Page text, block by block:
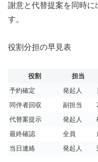
謝意と代替提案を同時に
す。
役割分担の早見表
役割 担当
予約確定
発起人
同伴者回収
副担当
代替案提示
発起人
最終確認
全員
当日連絡
発起人